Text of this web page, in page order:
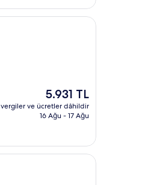
Güncel
fiyat:
5.931 TL
5.931 TL
vergiler ve ücretler dâhildir
16 Ağu - 17 Ağu